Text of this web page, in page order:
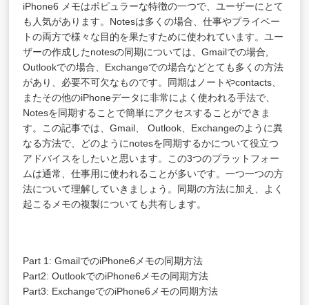
iPhone6 メモはポピュラーな特徴の一つで、ユーザーにとて
も人気があります。Notesは多くの場合、仕事やプライベー
トの両方で様々な目的を果たすために使われています。ユー
ザーの作成したnotesの同期については、Gmailでの場合,
Outlookでの場合、Exchangeでの場合などとても多くの方法
があり、必要不可欠なものです。同期はノートやcontacts、
またその他のiPhoneデータに非常によく使われる手法で、
Notesを同期することで簡単にアクセスすることができま
す。この記事では、Gmail、 Outlook、Exchangeのように異
なる方法で、どのようにnotesを同期するかについて役立つ
アドバイスをしたいと思います。この3つのプラットフォー
ムは通常、仕事用に使われることが多いです。一つ一つの方
法について理解していきましょう。同期の方法に加え、よく
起こるメモの複製についても共有します。
Part 1: GmailでのiPhone6メモの同期方法
Part2: OutlookでのiPhone6メモの同期方法
Part3: ExchangeでのiPhone6メモの同期方法